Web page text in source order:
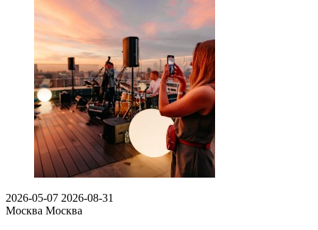
2026-05-07 2026-08-31
Москва Москва